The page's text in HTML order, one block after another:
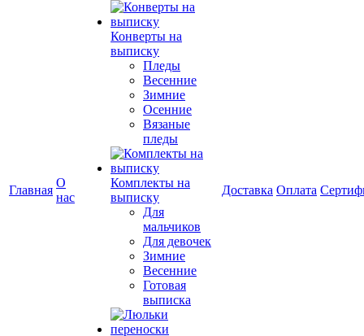
Главная
О
нас
Конверты на
выписку
Пледы
Весенние
Зимние
Осенние
Вязаные
пледы
Комплекты на
выписку
Для
мальчиков
Для девочек
Зимние
Весенние
Готовая
выписка
Доставка Оплата